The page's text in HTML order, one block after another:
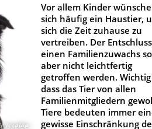
-
Vor allem Kinder
sich häufig ein Haustier,
sich die Zeit zuhause zu
vertreiben. Der
einen Familienzuwachs
aber nicht leichtfertig
getroffen werden.
dass das Tier von allen
Familienmitgliedern
Tiere bedeuten immer
gewisse Einschränkung